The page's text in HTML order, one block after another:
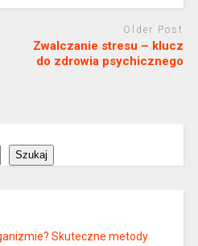
Older Post
Zwalczanie stresu – klucz
do zdrowia psychicznego
Szukaj
Skuteczne metody